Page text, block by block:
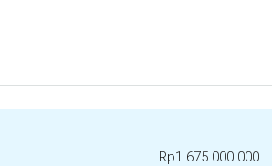
Rp1.675.000.000